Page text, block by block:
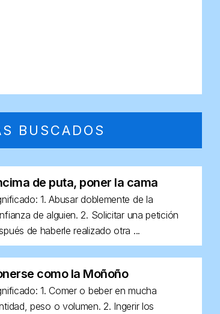
BUSCADOS
de puta, poner la cama
1. Abusar doblemente de la
de alguien. 2. Solicitar una petición
de haberle realizado otra ...
como la Moñoño
1. Comer o beber en mucha
peso o volumen. 2. Ingerir los